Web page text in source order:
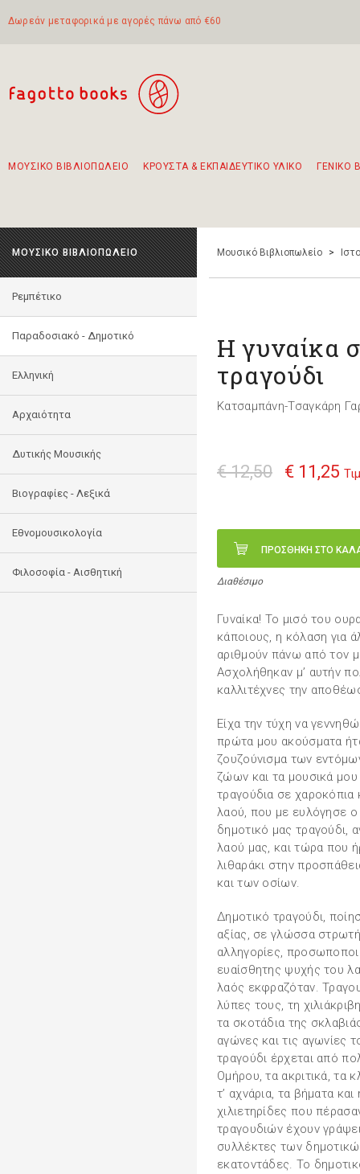
Δωρεάν μεταφορικά με αγορές πάνω από €60
ΜΟΥΣΙΚΟ ΒΙΒΛΙΟΠΩΛΕΙΟ ΚΡΟΥΣΤΑ & ΕΚΠΑΙΔΕΥΤΙΚΟ ΥΛΙΚΟ ΓΕΝΙΚΟ
ΜΟΥΣΙΚΟ ΒΙΒΛΙΟΠΩΛΕΙΟ
Ρεμπέτικο
Παραδοσιακό - Δημοτικό
Ελληνική
Αρχαιότητα
Δυτικής Μουσικής
Βιογραφίες - Λεξικά
Εθνομουσικολογία
Φιλοσοφία - Αισθητική
Μουσικό Βιβλιοπωλείο >
Η γυναίκα
τραγούδι
Κατσαμπάνη-Τσαγκάρη
€ 12,50 € 11,25
ΠΡΟΣΘΗΚΗ ΣΤΟ
Διαθέσιμο
Γυναίκα! Το μισό του
κάποιους, η κόλαση για
αριθμούν πάνω από τον
Ασχολήθηκαν μ’ αυτήν
καλλιτέχνες την
Είχα την τύχη να
πρώτα μου ακούσματα
ζουζούνισμα των
ζώων και τα μουσικά
τραγούδια σε
λαού, που με ευλόγησε
δημοτικό μας τραγούδι,
λαού μας, και τώρα που
λιθαράκι στην
και των οσίων.
Δημοτικό τραγούδι,
αξίας, σε γλώσσα
αλληγορίες,
ευαίσθητης ψυχής του
λαός εκφραζόταν.
λύπες τους, τη
τα σκοτάδια της
αγώνες και τις αγωνίες
τραγούδι έρχεται από
Ομήρου, τα ακριτικά, τα
τ’ αχνάρια, τα βήματα
χιλιετηρίδες που
τραγουδιών έχουν
συλλέκτες των
εκατοντάδες. Το